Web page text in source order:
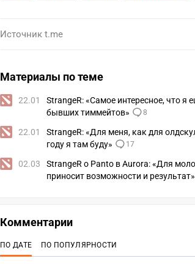
Источник t.me
Материалы по теме
22.01
StrangeR: «Самое интересное, что я
бывших тиммейтов»
8
22.01
StrangeR: «Для меня, как для
году я там буду»
17
02.03
StrangeR о Panto в Aurora: «Для
приносит возможности и результат»
Комментарии
ПО ДАТЕ ПО ПОПУЛЯРНОСТИ